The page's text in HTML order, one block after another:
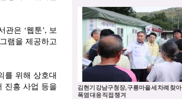
김현기 강남구청장, 구룡마을 세 차례 찾아
폭염 대응 직접 챙겨